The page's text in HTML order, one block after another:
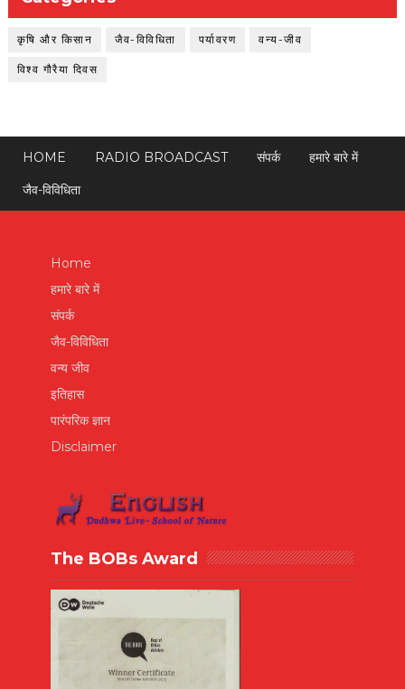
कृषि और किसान जैव-विविधिता पर्यावरण वन्य-जीव
विश्व गौरैया दिवस
HOME RADIO BROADCAST संपर्क
हमारे बारे में
जैव-विविधिता
Home
हमारे बारे में
संपर्क
जैव-विविधिता
वन्य जीव
इतिहास
पारंपरिक ज्ञान
Disclaimer
The BOBs Award